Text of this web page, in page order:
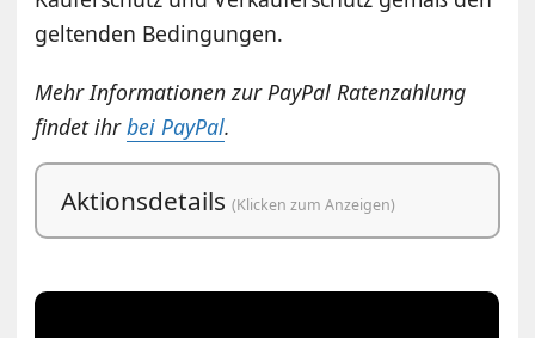
geltenden Bedingungen.
Mehr Informationen zur PayPal Ratenzahlung
findet ihrbei PayPal.
Aktionsdetails(Klicken zum Anzeigen)